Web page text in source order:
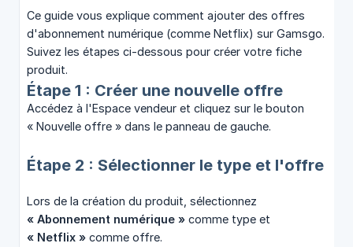
Ce guide vous explique comment ajouter des offres
d'abonnement numérique (comme Netflix) sur Gamsgo.
Suivez les étapes ci-dessous pour créer votre fiche
produit.
Étape 1 : Créer une nouvelle offre
Accédez à l'Espace vendeur et cliquez sur le bouton
« Nouvelle offre » dans le panneau de gauche.
Étape 2 : Sélectionner le type et l'offre
Lors de la création du produit, sélectionnez
« Abonnement numérique » comme type et
« Netflix » comme offre.